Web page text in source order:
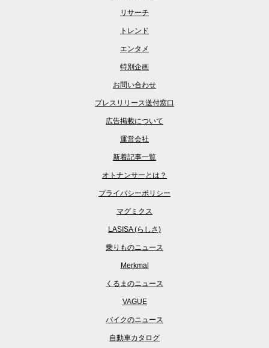
リサーチ
トレンド
エンタメ
特別企画
お問い合わせ
プレスリリース送付窓口
広告掲載について
運営会社
新着記事一覧
オトナンサーとは？
プライバシーポリシー
マグミクス
LASISA (らしさ)
乗りものニュース
Merkmal
くるまのニュース
VAGUE
バイクのニュース
自動車カタログ